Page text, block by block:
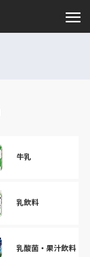
牛乳
乳飲料
乳酸菌・果汁飲料